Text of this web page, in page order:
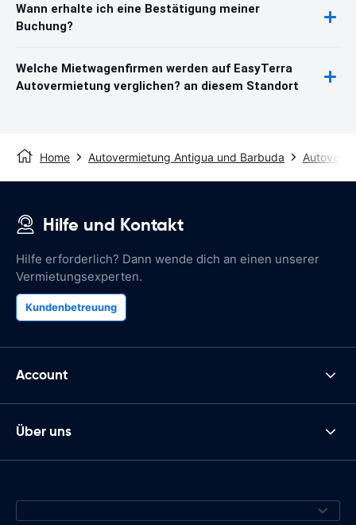
Wann erhalte ich eine Bestätigung meiner
Buchung?
Welche Mietwagenfirmen werden auf EasyTerra
Autovermietung verglichen? an diesem Standort
Home Autovermietung Antigua und Barbuda
Hilfe und Kontakt
Hilfe erforderlich? Dann wende dich an einen unserer
Vermietungsexperten.
Kundenbetreuung
Account
Über uns